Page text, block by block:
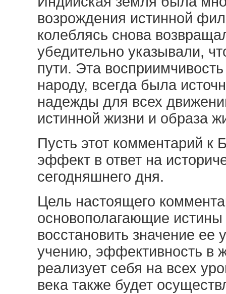
возрождения истинной
колеблясь снова
убедительно указывали,
пути. Эта
народу, всегда была
надежды для всех
истинной жизни и образа
Пусть этот комментарий к
эффект в ответ на
сегодняшнего дня.
Цель настоящего
основополагающие
восстановить значение ее
учению, эффективность в
реализует себя на всех
века также будет